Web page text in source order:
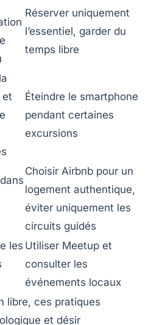
Réserver uniquement
l’essentiel, garder du
temps libre
et
Éteindre le smartphone
pendant certaines
excursions
Choisir Airbnb pour un
logement authentique,
éviter uniquement les
circuits guidés
les Utiliser Meetup et
consulter les
événements locaux
libre, ces pratiques
et désir